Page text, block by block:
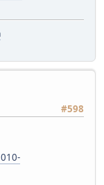
#598